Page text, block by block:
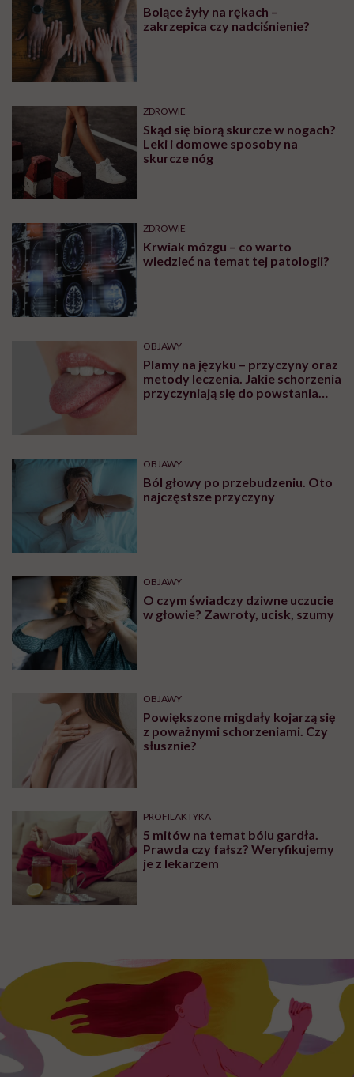
Tematy Podcast
Multimedia
Bolące żyły na rękach –
zakrzepica czy nadciśnienie?
ZDROWIE
Skąd się biorą skurcze w nogach?
Leki i domowe sposoby na
skurcze nóg
ZDROWIE
Krwiak mózgu – co warto
wiedzieć na temat tej patologii?
OBJAWY
Plamy na języku – przyczyny oraz
metody leczenia. Jakie schorzenia
przyczyniają się do powstania
OBJAWY
Ból głowy po przebudzeniu. Oto
najczęstsze przyczyny
OBJAWY
O czym świadczy dziwne uczucie
w głowie? Zawroty, ucisk, szumy
OBJAWY
Powiększone migdały kojarzą się
z poważnymi schorzeniami. Czy
słusznie?
PROFILAKTYKA
5 mitów na temat bólu gardła.
Prawda czy fałsz? Weryfikujemy
je z lekarzem